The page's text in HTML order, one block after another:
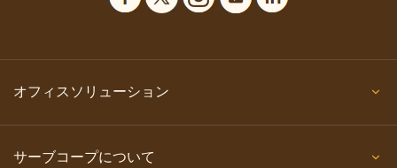
オフィスソリューション
サーブコープについて